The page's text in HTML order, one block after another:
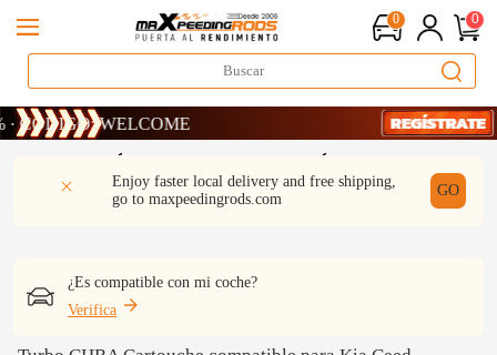
0 0
WELCOME
WELCOME
WELCOME
Enjoy faster local delivery and free shipping,
go to maxpeedingrods.com
GO
¿Es compatible con mi coche?
Verifica
DESCRIPCIÓN REVISIÓN